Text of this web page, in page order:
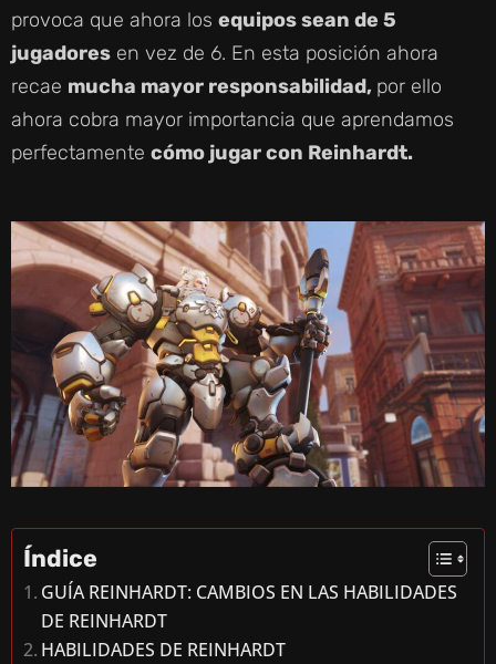
provoca que ahora los equipos sean de 5
jugadores en vez de 6. En esta posición ahora
recae mucha mayor responsabilidad, por ello
ahora cobra mayor importancia que aprendamos
perfectamente cómo jugar con Reinhardt.
Índice
GUÍA REINHARDT: CAMBIOS EN LAS HABILIDADES
DE REINHARDT
HABILIDADES DE REINHARDT